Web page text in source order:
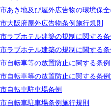
あき地及び屋外広告物の環境保
大阪府屋外広告物条例施行規則
ラブホテル建築の規制に関する条
ラブホテル建築の規制に関する条
自転車等の放置防止に関する条例
自転車等の放置防止に関する条例
自転車駐車場条例
自転車駐車場条例施行規則